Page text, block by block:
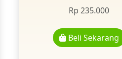
Rp 235.000
Beli Sekarang